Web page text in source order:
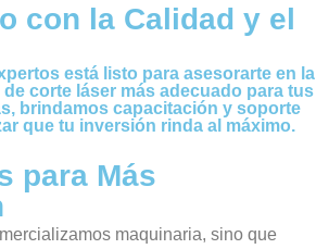
con la Calidad y el
está listo para asesorarte en la
corte láser más adecuado para tus
brindamos capacitación y soporte
que tu inversión rinda al máximo.
para Más
maquinaria, sino que